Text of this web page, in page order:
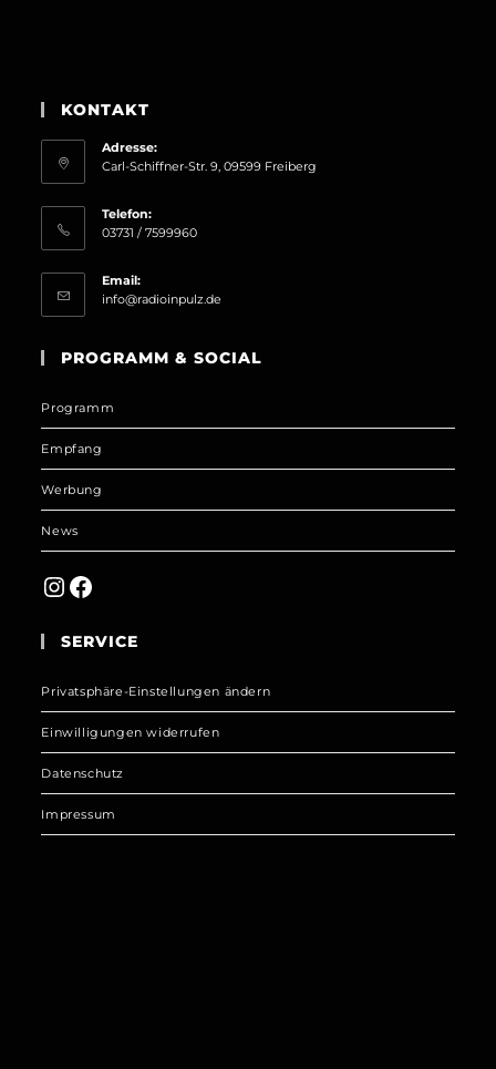
KONTAKT
Adresse:
Carl-Schiffner-Str. 9, 09599 Freiberg
Telefon:
03731 / 7599960
Email:
info@radioinpulz.de
application
PROGRAMM & SOCIAL
Programm
Empfang
Werbung
News
Instagram
Facebook
SERVICE
Privatsphäre-Einstellungen ändern
Einwilligungen widerrufen
Datenschutz
Impressum